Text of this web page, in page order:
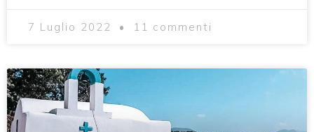
7 Luglio 2022 11 commenti